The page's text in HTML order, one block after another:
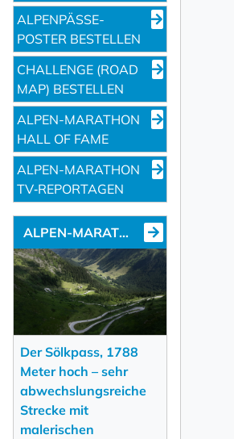
ALPENPÄSSE-
POSTER BESTELLEN
CHALLENGE (ROAD
MAP) BESTELLEN
ALPEN-MARATHON
HALL OF FAME
ALPEN-MARATHON
TV‑REPORTAGEN
ALPEN-MARATHON NEWS
Der Sölkpass, 1788
Meter hoch – sehr
abwechslungsreiche
Strecke mit
malerischen